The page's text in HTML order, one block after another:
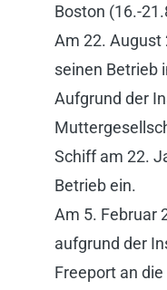
Boston (16.-
Am 22. August
seinen Betrieb
Aufgrund der
Schiff am 22.
Betrieb ein.
Am 5. Februar
aufgrund der
Freeport an